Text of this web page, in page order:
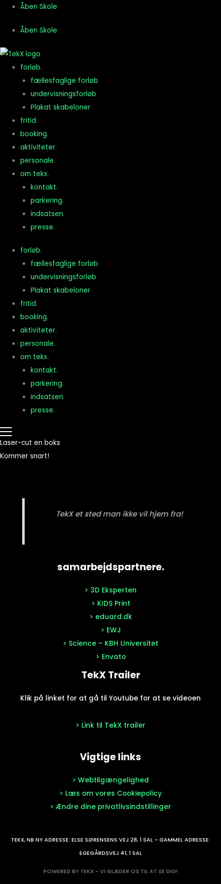
indholdet
Åben Skole
Åben Skole
forløb.
fællesfaglige forløb
undervisningsforløb
Plakat skabeloner
fritid.
booking.
aktiviteter.
personale.
om tekx.
kontakt.
parkering.
indsatsen.
presse.
forløb.
fællesfaglige forløb
undervisningsforløb
Plakat skabeloner
fritid.
booking.
aktiviteter.
personale.
om tekx.
kontakt.
parkering.
indsatsen.
presse.
Laser-cut en boks
Kommer snart!
TekX et sted man ikke vil hjem fra!
samarbejdspartnere.
> 3D Eksperten
> KIDS Print
> eduard.dk
> EWJ
> Science – KBH Universitet
> Envato
TekX Trailer
Klik på linket for at gå til Youtube for at se videoen
> Link til TekX trailer
Vigtige links
> Webtilgængelighed
> Læs om vores Cookiepolicy
> Ændre dine privatlivsindstillinger
TEKX, NB NY ADRESSE: ELSE SØRENSENS VEJ 28, 1 SAL - GAMMEL ADRESSE:
EGEGÅRDSVEJ 41, 1 SAL
POWERED BY TEKX - VI GLÆDER OS TIL AT SE DIG!